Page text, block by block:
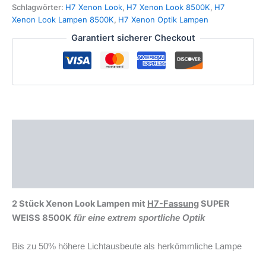
Schlagwörter: H7 Xenon Look, H7 Xenon Look 8500K, H7
Xenon Look Lampen 8500K, H7 Xenon Optik Lampen
Garantiert sicherer Checkout
2 Stück Xenon Look Lampen mit H7-FassungSUPER
WEISS 8500K für eine extrem sportliche Optik
Bis zu 50% höhere Lichtausbeute als herkömmliche Lampe